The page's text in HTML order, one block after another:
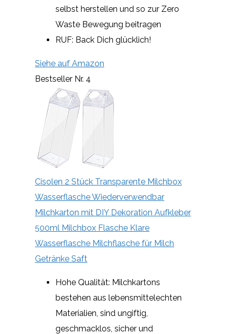
selbst herstellen und so zur Zero
Waste Bewegung beitragen
RUF: Back Dich glücklich!
Siehe auf Amazon
Bestseller Nr. 4
Cisolen 2 Stück Transparente Milchbox
Wasserflasche Wiederverwendbar
Milchkarton mit DIY Dekoration Aufkleber
500ml Milchbox Flasche Klare
Wasserflasche Milchflasche für Milch
Getränke Saft
Hohe Qualität: Milchkartons
bestehen aus lebensmittelechten
Materialien, sind ungiftig,
geschmacklos, sicher und